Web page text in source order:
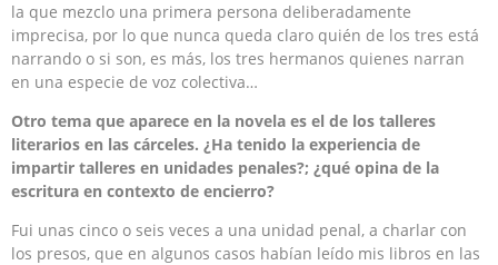
la que mezclo una primera persona deliberadamente
imprecisa, por lo que nunca queda claro quién de los tres está
narrando o si son, es más, los tres hermanos quienes narran
en una especie de voz colectiva…
Otro tema que aparece en la novela es el de los talleres
literarios en las cárceles. ¿Ha tenido la experiencia de
impartir talleres en unidades penales?; ¿qué opina de la
escritura en contexto de encierro?
Fui unas cinco o seis veces a una unidad penal, a charlar con
los presos, que en algunos casos habían leído mis libros en las